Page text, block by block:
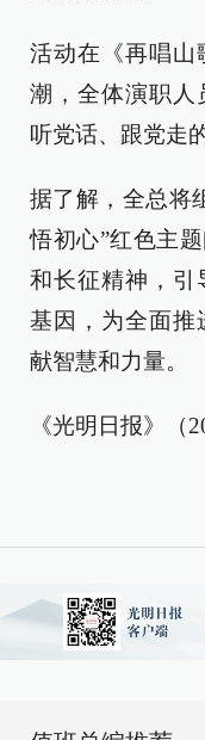
活动在《再唱山
潮，全体演职人
听党话、跟党走
据了解，全总将
悟初心”红色主
和长征精神，引
基因，为全面推
献智慧和力量。
《光明日报》（